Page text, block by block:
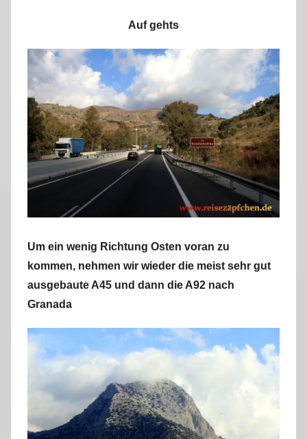
Auf gehts
Um ein wenig Richtung Osten voran zu
kommen, nehmen wir wieder die meist sehr gut
ausgebaute A45 und dann die A92 nach
Granada